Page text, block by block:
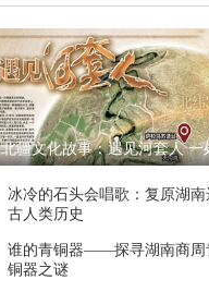
北疆文化故事：遇见河套人 一
冰冷的石头会唱歌：复原湖南
古人类历史
谁的青铜器——探寻湖南商周
铜器之谜